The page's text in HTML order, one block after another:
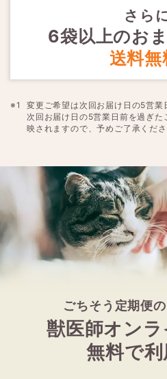
さら
6袋以上のお
送料無
変更ご希望は次回お届け日の5営業
次回お届け日の5営業日前を過ぎ
映されますので、予めご了承くださ
ごちそう定期便
獣医師オン
無料で